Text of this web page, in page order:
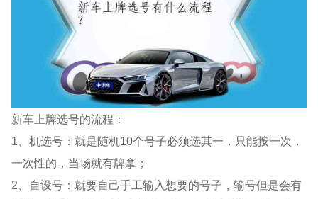
新车上牌选号的流程：
1、机选号：就是随机10个号子必须选其一，只能按一次，
一次性的，当场就有牌拿；
2、自设号：就要自己手工输入想要的号子，输号但是会有